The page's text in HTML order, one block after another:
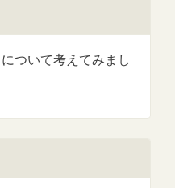
ついて考えてみまし